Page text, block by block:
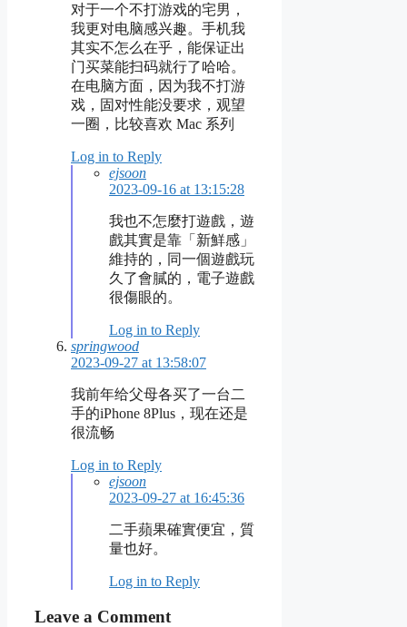
对于一个不打游戏的宅男，
我更对电脑感兴趣。手机我
其实不怎么在乎，能保证出
门买菜能扫码就行了哈哈。
在电脑方面，因为我不打游
戏，固对性能没要求，观望
一圈，比较喜欢 Mac 系列
Log in to Reply
ejsoon
2023-09-16 at 13:15:28
我也不怎麼打遊戲，遊
戲其實是靠「新鮮感」
維持的，同一個遊戲玩
久了會膩的，電子遊戲
很傷眼的。
Log in to Reply
springwood
2023-09-27 at 13:58:07
我前年给父母各买了一台二
手的iPhone 8Plus，现在还是
很流畅
Log in to Reply
ejsoon
2023-09-27 at 16:45:36
二手蘋果確實便宜，質
量也好。
Log in to Reply
Leave a Comment